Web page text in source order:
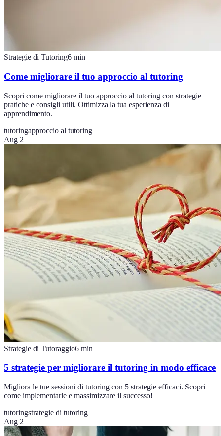
Strategie di Tutoring6 min
Come migliorare il tuo approccio al tutoring
Scopri come migliorare il tuo approccio al tutoring con strategie
pratiche e consigli utili. Ottimizza la tua esperienza di
apprendimento.
tutoringapproccio al tutoring
Aug 2
Strategie di Tutoraggio6 min
5 strategie per migliorare il tutoring in modo efficace
Migliora le tue sessioni di tutoring con 5 strategie efficaci. Scopri
come implementarle e massimizzare il successo!
tutoringstrategie di tutoring
Aug 2